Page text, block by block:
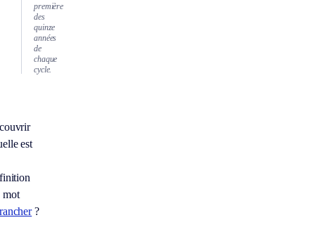
première
des
quinze
années
de
chaque
cycle.
est
mot
?